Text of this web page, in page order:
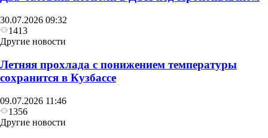
30.07.2026 09:32
1413
Другие новости
Летняя прохлада с понижением температуры
сохранится в Кузбассе
09.07.2026 11:46
1356
Другие новости